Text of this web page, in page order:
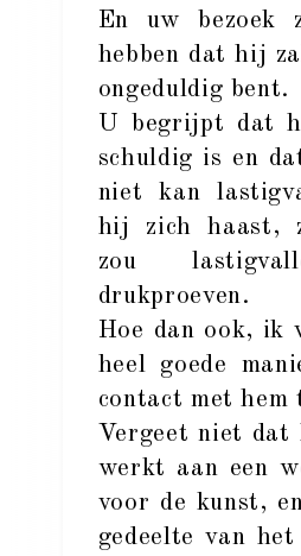
En uw bezoek
hebben dat hij
ongeduldig bent.
U begrijpt dat
schuldig is en
niet kan
hij zich haast,
zou
drukproeven.
Hoe dan ook, ik
heel goede
contact met hem
Vergeet niet
werkt aan een
voor de kunst,
gedeelte van